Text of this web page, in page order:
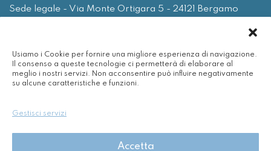
Usiamo i Cookie per fornire una migliore esperienza di navigazione.
Il consenso a queste tecnologie ci permetterà di elaborare al
meglio i nostri servizi. Non acconsentire può influire negativamente
su alcune caratteristiche e funzioni.
Gestisci servizi
Accetta
Sede legale - Via Monte Ortigara 5 - 24121 Bergamo
Email
info@spinergy.it
Servizi